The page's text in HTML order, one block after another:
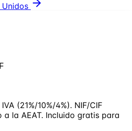
(21%/10%/4%). NIF/CIF
la AEAT. Incluido gratis para